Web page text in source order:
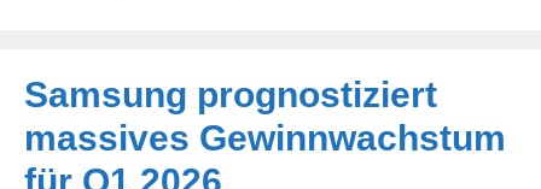
Samsung prognostiziert
massives Gewinnwachstum
für Q1 2026